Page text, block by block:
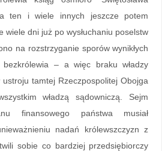
ten i wiele innych jeszcze potem
wiele dni już po wysłuchaniu poselstw
na rozstrzyganie sporów wynikłych
bezkrólewia – a więc braku władzy
tamtej Rzeczpospolitej Obojga
władzą sądowniczą. Sejm
finansowego państwa musiał
nadań królewszczyzn z
sobie co bardziej przedsiębiorczy